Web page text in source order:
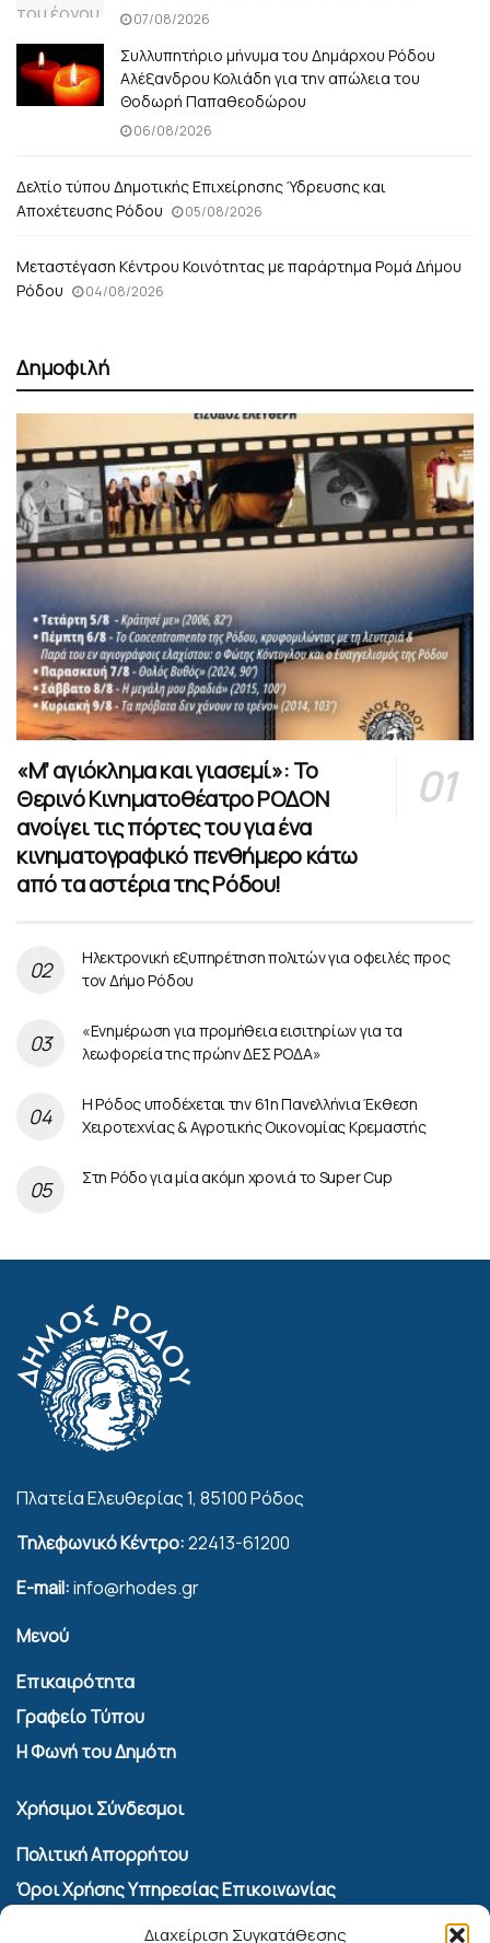
Διαχείριση Συγκατάθεσης
07/08/2026
Συλλυπητήριο μήνυμα του Δημάρχου Ρόδου
Αλέξανδρου Κολιάδη για την απώλεια του
Θοδωρή Παπαθεοδώρου
06/08/2026
Δελτίο τύπου Δημοτικής Επιχείρησης Ύδρευσης και
Αποχέτευσης Ρόδου
05/08/2026
Μεταστέγαση Κέντρου Κοινότητας με παράρτημα Ρομά Δήμου
Ρόδου
04/08/2026
Δημοφιλή
«Μ’ αγιόκλημα και γιασεμί»: Το
Θερινό Κινηματοθέατρο ΡΟΔΟΝ
ανοίγει τις πόρτες του για ένα
κινηματογραφικό πενθήμερο κάτω
από τα αστέρια της Ρόδου!
Ηλεκτρονική εξυπηρέτηση πολιτών για οφειλές προς
τον Δήμο Ρόδου
«Ενημέρωση για προμήθεια εισιτηρίων για τα
λεωφορεία της πρώην ΔΕΣ ΡΟΔΑ»
Η Ρόδος υποδέχεται την 61η Πανελλήνια Έκθεση
Χειροτεχνίας & Αγροτικής Οικονομίας Κρεμαστής
Στη Ρόδο για μία ακόμη χρονιά το Super Cup
Πλατεία Ελευθερίας 1, 85100 Ρόδος
Τηλεφωνικό Κέντρο:22413-61200
E-mail:info@rhodes.gr
Μενού
Επικαιρότητα
Γραφείο Τύπου
Η Φωνή του Δημότη
Χρήσιμοι Σύνδεσμοι
Πολιτική Απορρήτου
Όροι Χρήσης Υπηρεσίας Επικοινωνίας
Πολιτική Cookies (ΕΕ)